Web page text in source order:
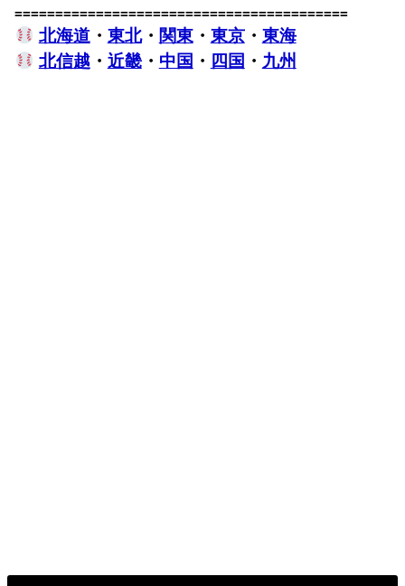
=========================================
北海道・ 東北・ 関東・ 東京・ 東海
北信越・ 近畿・ 中国 ・ 四国 ・ 九州